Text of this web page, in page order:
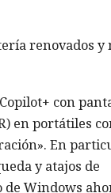
renovados y
con
en portátiles
En
y atajos de
Windows